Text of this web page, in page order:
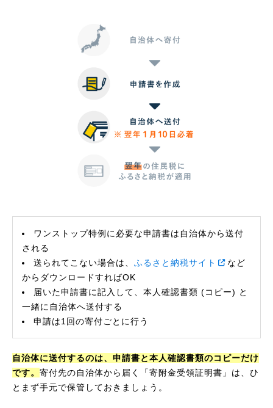
ワンストップ特例に必要な申請書は自治体から送付
される
送られてこない場合は、 ふるさと納税サイト
など
からダウンロードすればOK
届いた申請書に記入して、本人確認書類 (コピー) と
一緒に自治体へ送付する
申請は1回の寄付ごとに行う
自治体に送付するのは、申請書と本人確認書類のコピーだけ
です。 寄付先の自治体から届く「寄附金受領証明書」は、ひ
とまず手元で保管しておきましょう。